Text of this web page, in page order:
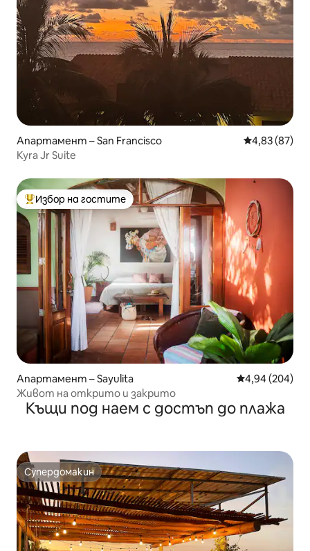
Апартамент – San Francisco Средна
4,83 (87)
Kyra Jr Suite
Най-популярен избор на гостите
Избор на гостите
Апартамент – Sayulita Средна
4,94 (204)
Живот на открито и закрито
Къщи под наем с достъп до плажа
Супердомакин
Супердомакин